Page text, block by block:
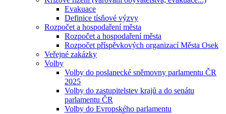
Evakuace
Definice tísňové výzvy
Rozpočet a hospodaření města
Rozpočet a hospodaření města
Rozpočet příspěvkových organizací Města Osek
Veřejné zakázky
Volby
Volby do poslanecké sněmovny parlamentu ČR
2025
Volby do zastupitelstev krajů a do senátu
parlamentu ČR
Volby do Evropského parlamentu